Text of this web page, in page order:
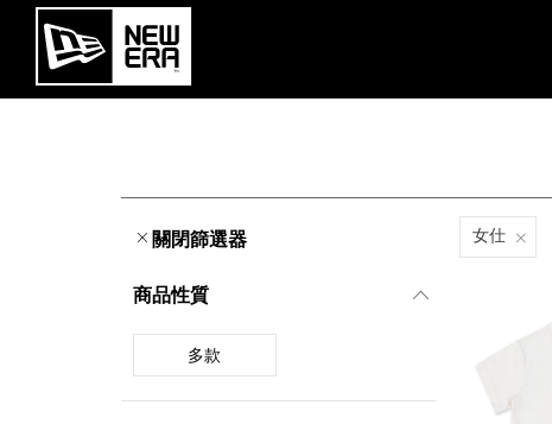
關閉篩選器 女仕
商品性質
多款